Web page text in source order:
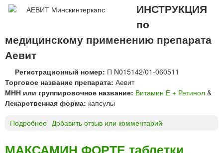
о
р
Е
е
н
о
л
*
ИНСТРУКЦИЯ
по
медицинскому применению препарата
Аевит
Регистрационный номер: П N015142/01-060511
Торговое название препарата: Аевит
МНН или группировочное название: Витамин Е + Ретинол &
Лекарственная форма: капсулы
Подробнее
Е
Добавить отзыв или комментарий